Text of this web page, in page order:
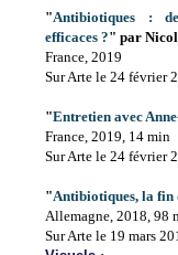
"Antibiotiques :
efficaces ?" par
France, 2019
Sur Arte le 24 février
"Entretien avec
France, 2019, 14 min
Sur Arte le 24 février
"Antibiotiques, la fin
Allemagne, 2018, 98
Sur Arte le 19 mars